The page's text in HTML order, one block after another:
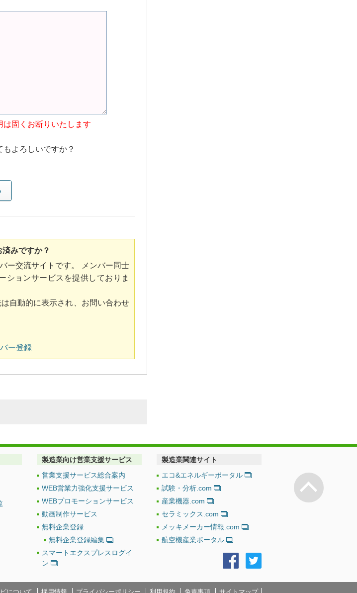
固くお断りいたします
よろしいですか？
みですか？
ー交流サイトです。 メンバー同士
ションサービスを提供しておりま
自動的に表示され、お問い合わせ
ー登録
製造業向け営業支援サービス
営業支援サービス総合案内
WEB営業力強化支援サービス
WEBプロモーションサービス
動画制作サービス
無料企業登録
無料企業登録編集
スマートエクスプレスログイ
ン
製造業関連サイト
エコ&エネルギーポータル
試験・分析.com
産業機器.com
セラミックス.com
メッキメーカー情報.com
航空機産業ポータル